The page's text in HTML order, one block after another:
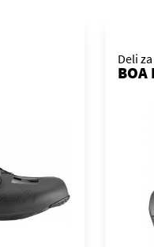
Deli
BOA